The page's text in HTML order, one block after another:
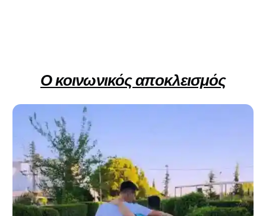
Ο κοινωνικός αποκλεισμός